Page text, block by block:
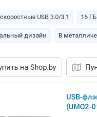
USB 3.0/3.1 16 ГБ
дизайн В
на Shop.by
USB-
(UMO2-